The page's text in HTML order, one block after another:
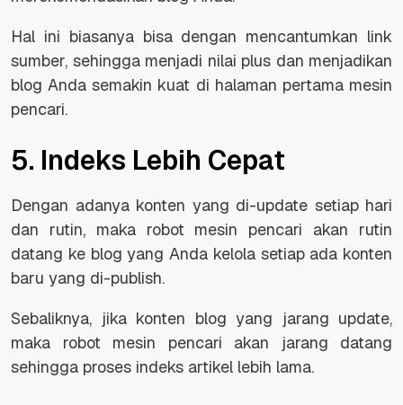
Hal ini biasanya bisa dengan mencantumkan link
sumber, sehingga menjadi nilai plus dan menjadikan
blog Anda semakin kuat di halaman pertama mesin
pencari.
5. Indeks Lebih Cepat
Dengan adanya konten yang di-update setiap hari
dan rutin, maka robot mesin pencari akan rutin
datang ke blog yang Anda kelola setiap ada konten
baru yang di-publish.
Sebaliknya, jika konten blog yang jarang update,
maka robot mesin pencari akan jarang datang
sehingga proses indeks artikel lebih lama.